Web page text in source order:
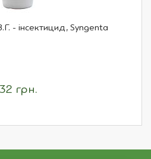
- інсектицид, Syngenta
32 грн.